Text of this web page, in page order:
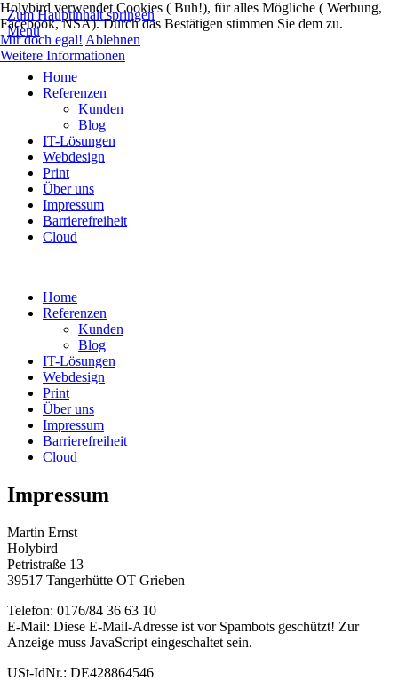
Zum Hauptinhalt springen
Menü
Home
Referenzen
Kunden
Blog
IT-Lösungen
Webdesign
Print
Über uns
Impressum
Barrierefreiheit
Cloud
Home
Referenzen
Kunden
Blog
IT-Lösungen
Webdesign
Print
Über uns
Impressum
Barrierefreiheit
Cloud
Impressum
Martin Ernst
Holybird
Petristraße 13
39517 Tangerhütte OT Grieben
Telefon: 0176/84 36 63 10
E-Mail: Diese E-Mail-Adresse ist vor Spambots geschützt! Zur
Anzeige muss JavaScript eingeschaltet sein.
USt-IdNr.: DE428864546
Holybird verwendet Cookies ( Buh!), für alles Mögliche ( Werbung,
Facebook, NSA). Durch das Bestätigen stimmen Sie dem zu.
Mir doch egal! Ablehnen
Weitere Informationen